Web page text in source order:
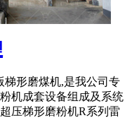
梯形磨煤机,是我公司专
机成套设备组成及系统
压梯形磨粉机R系列雷